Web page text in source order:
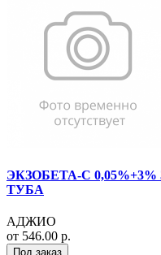
ЭКЗОБЕТА-С
ТУБА
АДЖИО
от 546.00 р.
Под заказ